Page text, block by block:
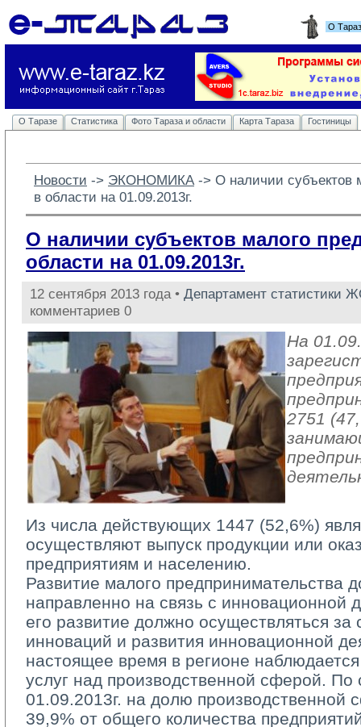
О
О Таразе Статистика Фото Тараза и области Карта Тараза Гостиницы
Новости -> ЭКОНОМИКА -> О наличии субъектов
в области на 01.09.2013г.
О наличии субъектов малого
области на 01.09.2013г.
12 сентября 2013 года • Департамент статистики
комментариев 0
На
2751
Из числа действующих 1447 (52,6%)
осуществляют выпуск продукции или
предприятиям и населению.
Развитие малого предпринимательства
направленно на связь с инновационной
его развитие должно осуществляться за
инноваций и развития инновационной
настоящее время в регионе
услуг над производственной сферой. По
01.09.2013г. на долю производственной
39,9% от общего количества